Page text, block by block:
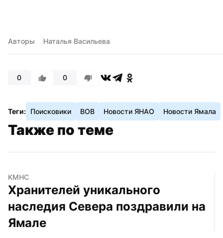
Авторы Наталья Васильева
0 0
Теги: Поисковики ВОВ Новости ЯНАО Новости Ямала
Также по теме
КМНС
Хранителей уникального
наследия Севера поздравили на
Ямале